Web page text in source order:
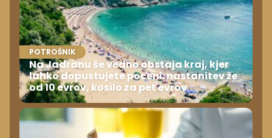
POTROŠNIK
Na Jadranu še vedno obstaja kraj, kjer
lahko dopustujete poceni: nastanitev že
od 10 evrov, kosilo za pet evrov